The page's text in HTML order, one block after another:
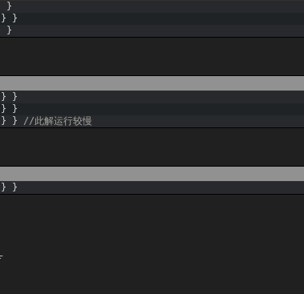
}
}
}
}
}
}
}
}
} } //此解运行较慢
} }